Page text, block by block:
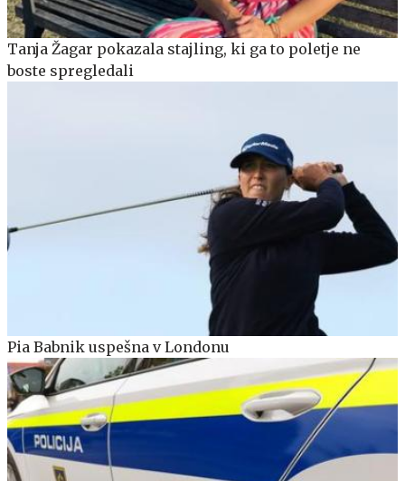
Tanja Žagar pokazala stajling, ki ga to poletje ne
boste spregledali
Pia Babnik uspešna v Londonu